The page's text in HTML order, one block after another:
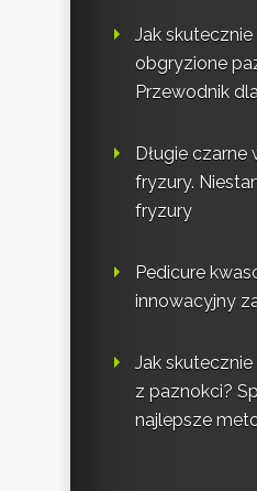
Jak skutecznie
obgryzione
Przewodnik
Długie czarne
fryzury.
fryzury
Pedicure
innowacyjny
Jak
z paznokci?
najlepsze